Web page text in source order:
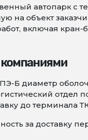
автопарк с
на объект
включая
Б диаметр
отдел
до терминала
за доставку